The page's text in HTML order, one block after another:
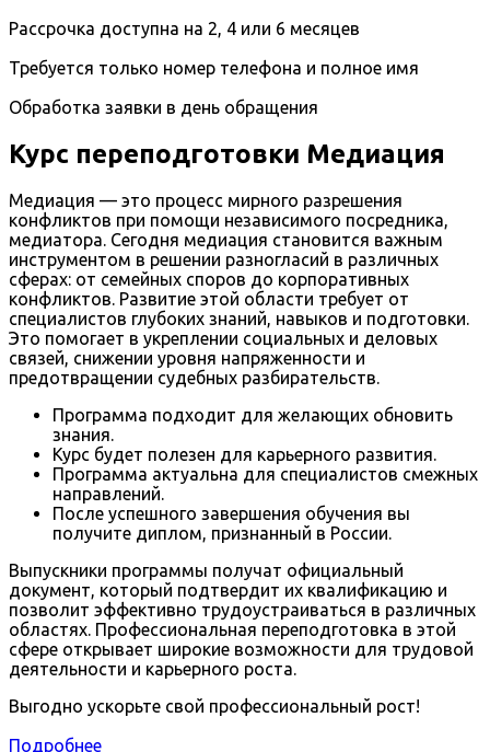
Рассрочка доступна на 2, 4 или 6 месяцев
Требуется только номер телефона и полное имя
Обработка заявки в день обращения
Курс переподготовки Медиация
Медиация — это процесс мирного разрешения
конфликтов при помощи независимого посредника,
медиатора. Сегодня медиация становится важным
инструментом в решении разногласий в различных
сферах: от семейных споров до корпоративных
конфликтов. Развитие этой области требует от
специалистов глубоких знаний, навыков и подготовки.
Это помогает в укреплении социальных и деловых
связей, снижении уровня напряженности и
предотвращении судебных разбирательств.
Программа подходит для желающих обновить
знания.
Курс будет полезен для карьерного развития.
Программа актуальна для специалистов смежных
направлений.
После успешного завершения обучения вы
получите диплом, признанный в России.
Выпускники программы получат официальный
документ, который подтвердит их квалификацию и
позволит эффективно трудоустраиваться в различных
областях. Профессиональная переподготовка в этой
сфере открывает широкие возможности для трудовой
деятельности и карьерного роста.
Выгодно ускорьте свой профессиональный рост!
Подробнее